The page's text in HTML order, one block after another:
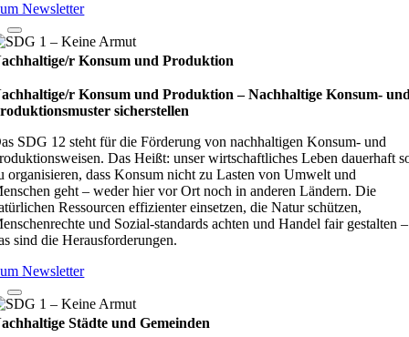
Newsletter
r Konsum und Produktion
r Konsum und Produktion – Nach­hal­tige Kon­sum-
sicher­stel­len
SDG 12 steht für die Förderung von nachhaltigen Konsum- und
Das Heißt: unser wirtschaftliches Leben dauerhaft
organisieren, dass Konsum nicht zu Lasten von Umwelt und
geht – weder hier vor Ort noch in anderen Ländern. Die
Ressourcen effizienter einsetzen, die Natur schützen,
und Sozial-standards achten und Handel fair gestalten –
sind die Herausforderungen.
Newsletter
Städte und Gemeinden